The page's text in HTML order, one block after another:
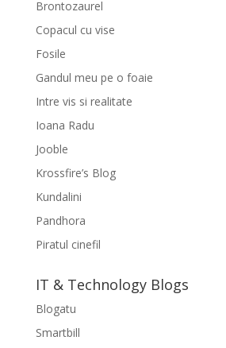
Brontozaurel
Copacul cu vise
Fosile
Gandul meu pe o foaie
Intre vis si realitate
Ioana Radu
Jooble
Krossfire’s Blog
Kundalini
Pandhora
Piratul cinefil
IT & Technology Blogs
Blogatu
Smartbill